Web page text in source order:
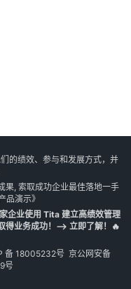
的绩效、参与和发展方式，并
果, 索取成功企业最佳落地一手
品演示》
企业使用 Tita 建立高绩效管理
得业务成功！--> 立即了解！🔥
备 18005232号 京公网安备
号